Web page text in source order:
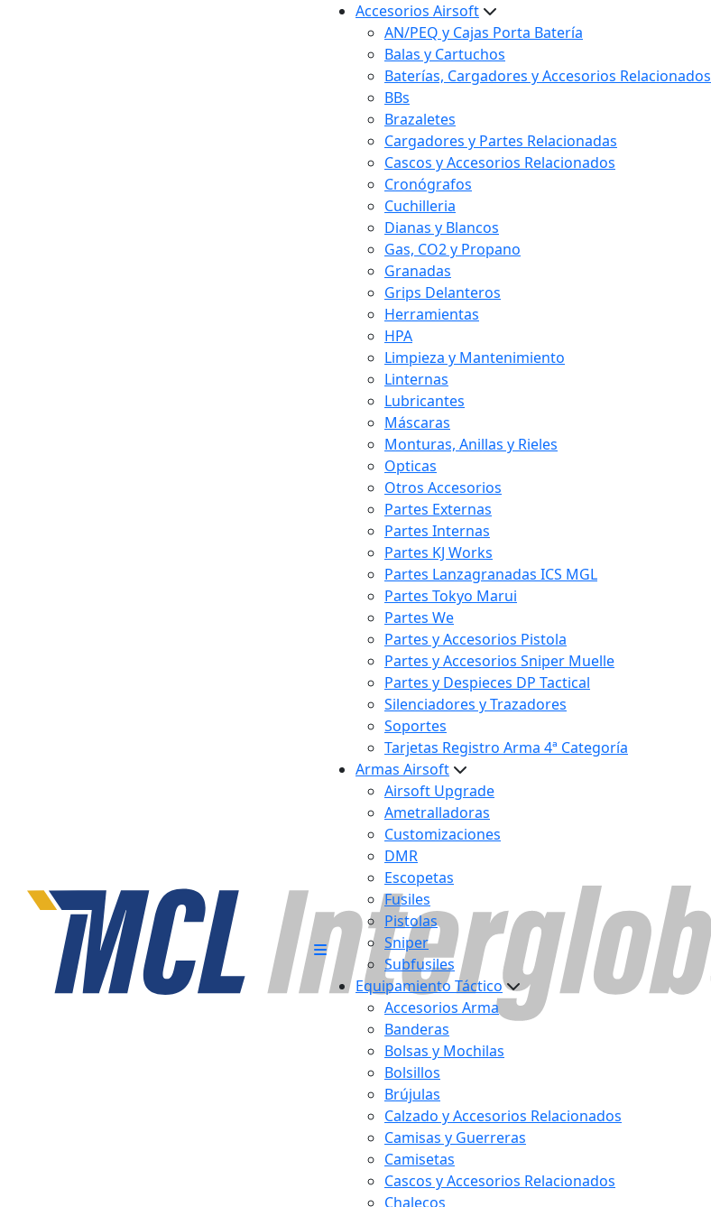
Accesorios Airsoft
AN/PEQ y Cajas Porta Batería
Balas y Cartuchos
Baterías, Cargadores y Accesorios Relacionados
BBs
Brazaletes
Cargadores y Partes Relacionadas
Cascos y Accesorios Relacionados
Cronógrafos
Cuchilleria
Dianas y Blancos
Gas, CO2 y Propano
Granadas
Grips Delanteros
Herramientas
HPA
Limpieza y Mantenimiento
Linternas
Lubricantes
Máscaras
Monturas, Anillas y Rieles
Opticas
Otros Accesorios
Partes Externas
Partes Internas
Partes KJ Works
Partes Lanzagranadas ICS MGL
Partes Tokyo Marui
Partes We
Partes y Accesorios Pistola
Partes y Accesorios Sniper Muelle
Partes y Despieces DP Tactical
Silenciadores y Trazadores
Soportes
Tarjetas Registro Arma 4ª Categoría
Armas Airsoft
Airsoft Upgrade
Ametralladoras
Customizaciones
DMR
Escopetas
Fusiles
Pistolas
Sniper
Subfusiles
Equipamiento Táctico
Accesorios Arma
Banderas
Bolsas y Mochilas
Bolsillos
Brújulas
Calzado y Accesorios Relacionados
Camisas y Guerreras
Camisetas
Cascos y Accesorios Relacionados
Chalecos